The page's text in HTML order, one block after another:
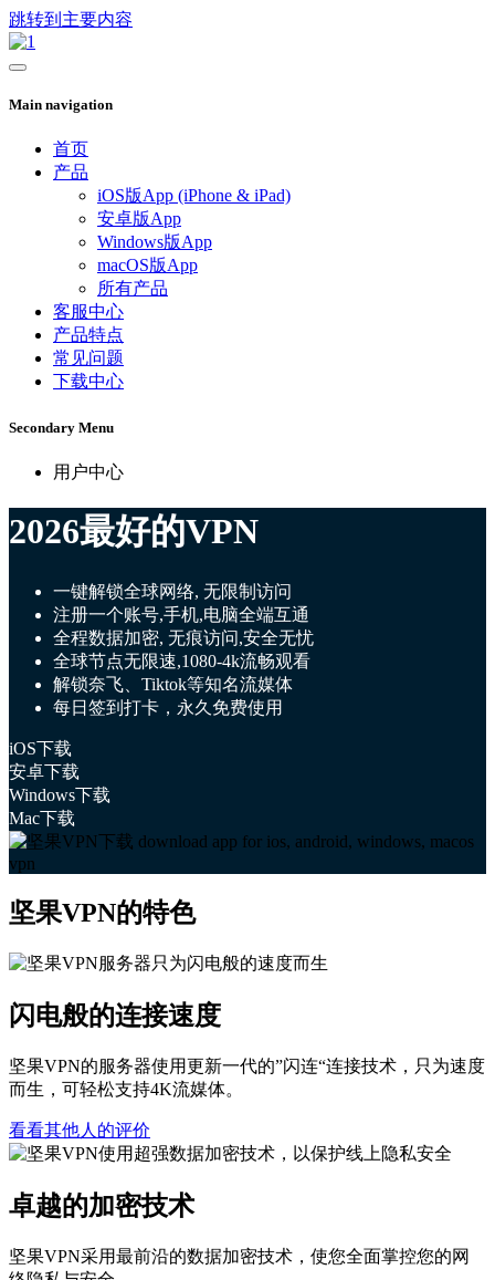
跳转到主要内容
Main navigation
首页
产品
iOS版App (iPhone & iPad)
安卓版App
Windows版App
macOS版App
所有产品
客服中心
产品特点
常见问题
下载中心
Secondary Menu
用户中心
2026最好的VPN
一键解锁全球网络, 无限制访问
注册一个账号,手机,电脑全端互通
全程数据加密, 无痕访问,安全无忧
全球节点无限速,1080-4k流畅观看
解锁奈飞、Tiktok等知名流媒体
每日签到打卡，永久免费使用
iOS下载
安卓下载
Windows下载
Mac下载
坚果VPN的特色
闪电般的连接速度
坚果VPN的服务器使用更新一代的”闪连“连接技术，只为速度
而生，可轻松支持4K流媒体。
看看其他人的评价
卓越的加密技术
坚果VPN采用最前沿的数据加密技术，使您全面掌控您的网